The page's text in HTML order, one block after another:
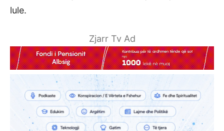
lule.
Zjarr Tv Ad